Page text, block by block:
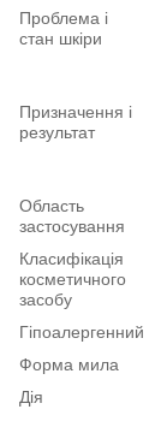
Проблема і
стан шкіри
Призначення і
результат
Область
застосування
Класифікація
косметичного
засобу
Гіпоалергенний
Форма мила
Дія